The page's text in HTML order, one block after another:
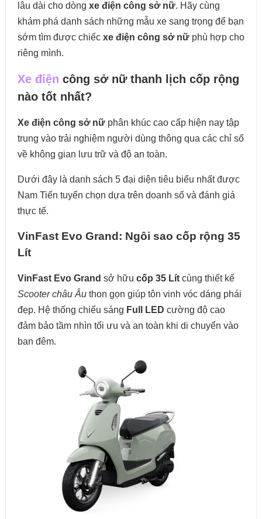
lâu dài cho dòng xe điện công sở nữ. Hãy cùng
khám phá danh sách những mẫu xe sang trọng để bạn
sớm tìm được chiếc xe điện công sở nữphù hợp cho
riêng mình.
Xe điện công sở nữ thanh lịch cốp rộng
nào tốt nhất?
Xe điện công sở nữphân khúc cao cấp hiện nay tập
trung vào trải nghiệm người dùng thông qua các chỉ số
về không gian lưu trữ và độ an toàn.
Dưới đây là danh sách 5 đại diện tiêu biểu nhất được
Nam Tiến tuyển chọn dựa trên doanh số và đánh giá
thực tế.
VinFast Evo Grand: Ngôi sao cốp rộng 35
Lít
VinFast Evo Grand sở hữu cốp 35 Lítcùng thiết kế
Scooter châu Âuthon gọn giúp tôn vinh vóc dáng phái
đẹp. Hệ thống chiếu sáng Full LED cường độ cao
đảm bảo tầm nhìn tối ưu và an toàn khi di chuyển vào
ban đêm.